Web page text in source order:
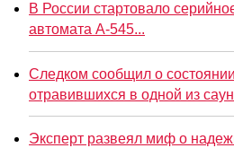
В России стартовало
автомата А-545...
Следком сообщил о
отравившихся в одной из
Эксперт развеял миф о